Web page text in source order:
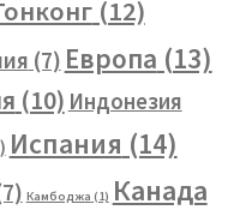
(12)
(7) Европа (13)
(10) Индонезия
Испания (14)
Камбоджа (1) Канада